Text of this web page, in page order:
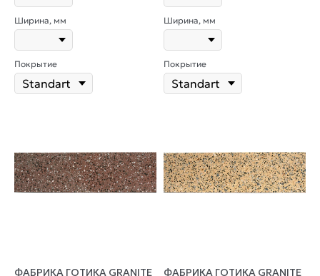
Ширина, мм
Покрытие
Ширина, мм
Покрытие
ФАБРИКА ГОТИКА GRANITE
ФАБРИКА ГОТИКА GRANITE